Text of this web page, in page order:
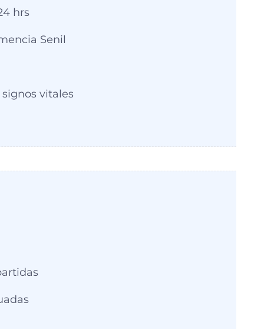
hrs
Senil
vitales